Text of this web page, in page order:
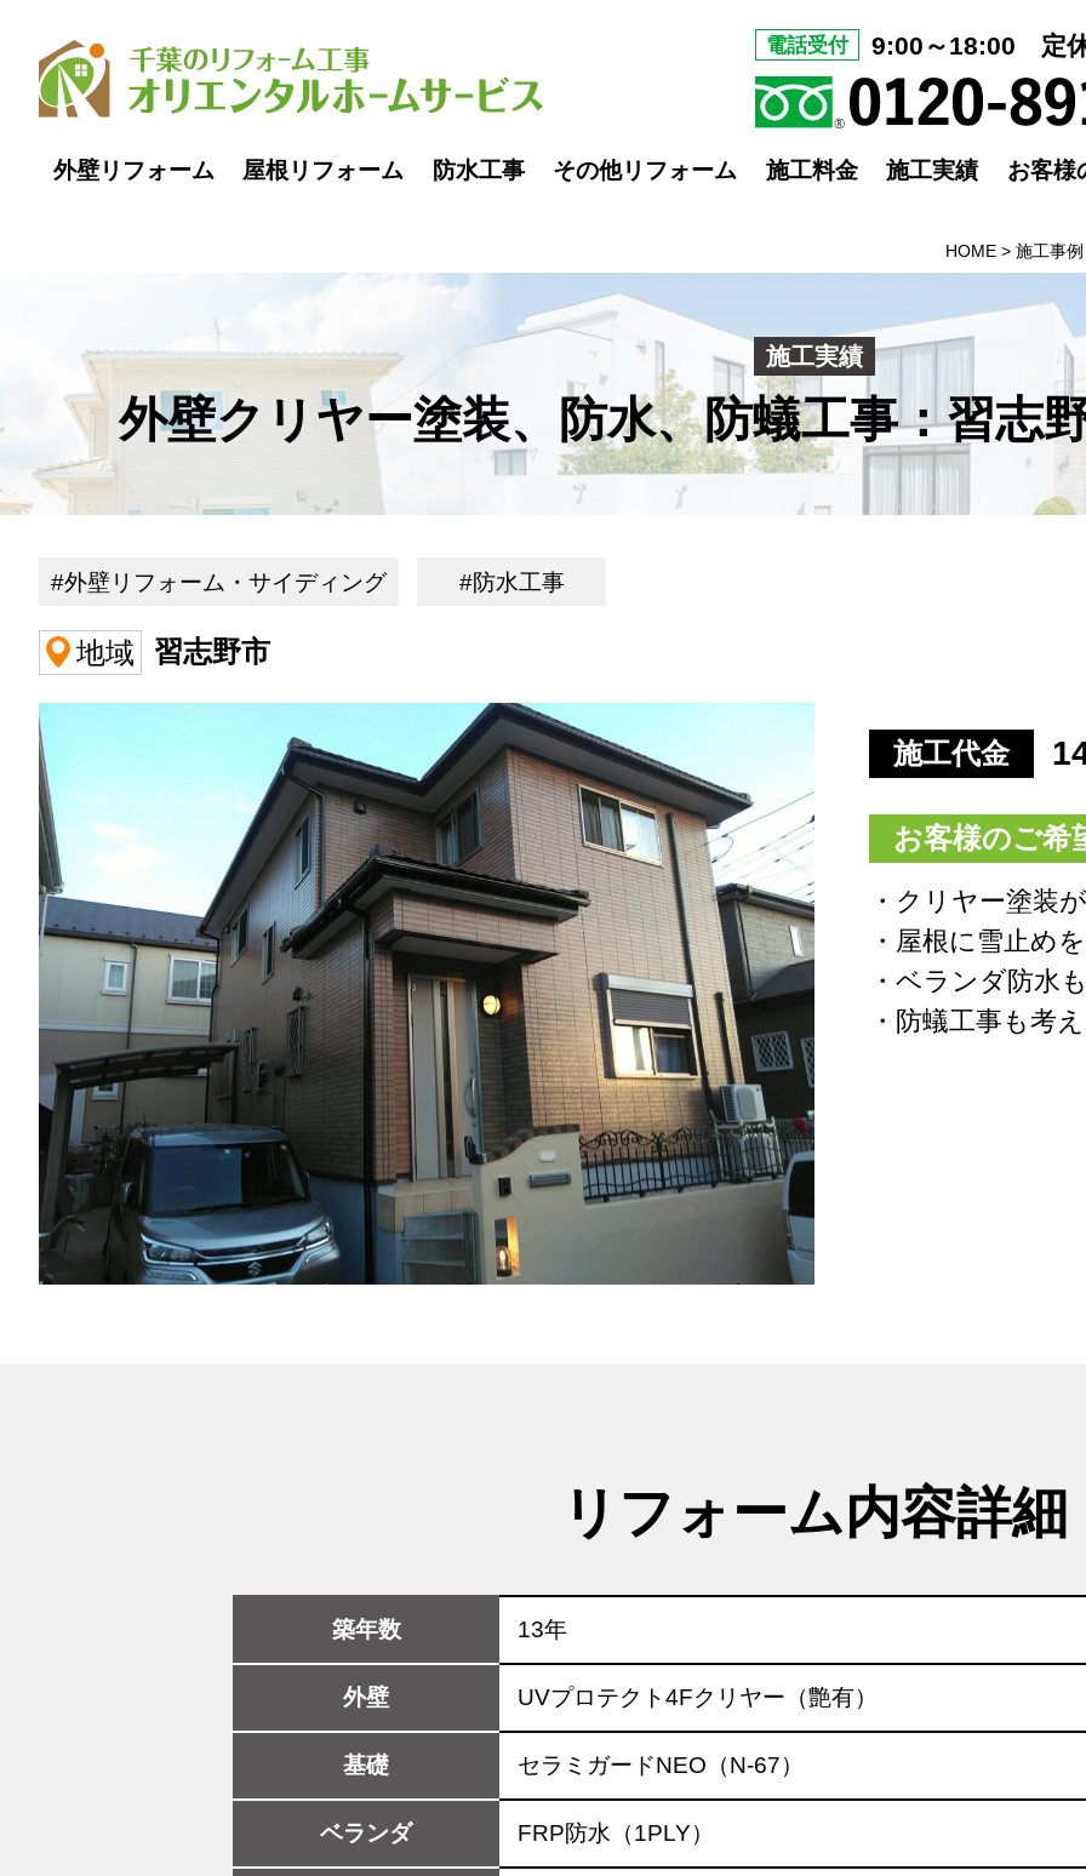
電話受付 9:00～18:00 定
外壁リフォーム 屋根リフォーム 防水工事 その他リフォーム 施工料金 施工実績 お客様
HOME > 施工事例
施工実績
外壁クリヤー塗装、防水、防蟻工事：習志
#外壁リフォーム・サイディング #防水工事
地域 習志野市
施工代金
お客様のご希
・クリヤー塗装
・屋根に雪止め
・ベランダ防水
・防蟻工事も考
リフォーム内容詳細
築年数 13年
外壁 UVプロテクト4Fクリヤー（艶有）
基礎 セラミガードNEO（N-67）
ベランダ FRP防水（1PLY）